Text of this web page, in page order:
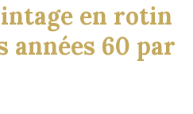
en rotin
années 60 par